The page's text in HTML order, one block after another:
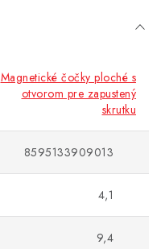
Magnetické čočky ploché s
otvorom pre zapustený
skrutku
8595133909013
4,1
9,4